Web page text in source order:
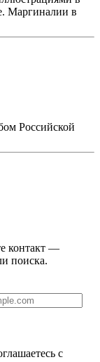
Маргиналии в
Российской
контакт —
поиска.
с